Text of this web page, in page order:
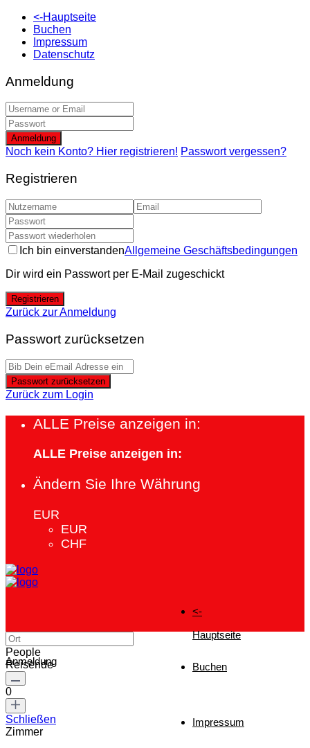
<-Hauptseite
Buchen
Impressum
Datenschutz
Anmeldung
Anmeldung
Noch kein Konto? Hier registrieren! Passwort vergessen?
Registrieren
Ich bin einverstandenAllgemeine Geschäftsbedingungen
Dir wird ein Passwort per E-Mail zugeschickt
Registrieren
Zurück zur Anmeldung
Passwort zurücksetzen
Passwort zurücksetzen
Zurück zum Login
ALLE Preise anzeigen in:
ALLE Preise anzeigen in:
Ändern Sie Ihre Währung
EUR
EUR
CHF
<-
Hauptseite
Buchen
Impressum
Anmeldung
People
Reisende
0
Schließen
Zimmer